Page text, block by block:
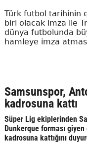
Türk futbol tarihinin
biri olacak imza ile
dünya futbolunda
hamleye imza
Samsunspor,
kadrosuna kattı
Süper Lig ekiplerinden
Dunkerque forması
kadrosuna kattığını